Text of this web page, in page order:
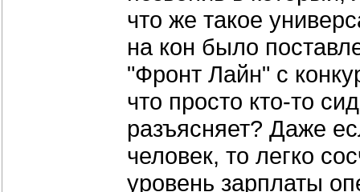
что же такое
на кон было
"Фронт Лайн" с
что просто кто-то
разъясняет? Даже
человек, то легко
уровень зарплаты